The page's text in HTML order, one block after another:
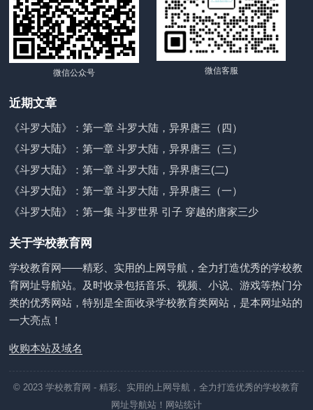
微信公众号 微信客服
近期文章
《斗罗大陆》：第一章 斗罗大陆，异界唐三（四）
《斗罗大陆》：第一章 斗罗大陆，异界唐三（三）
《斗罗大陆》：第一章 斗罗大陆，异界唐三(二)
《斗罗大陆》：第一章 斗罗大陆，异界唐三（一）
《斗罗大陆》：第一集 斗罗世界 引子 穿越的唐家三少
关于学校教育网
学校教育网——精彩、实用的上网导航，全力打造优秀的学校教
育网址导航站。及时收录包括音乐、视频、小说、游戏等热门分
类的优秀网站，特别是全面收录学校教育类网站，是本网址站的
一大亮点！
收购本站及域名
© 2023学校教育网 - 精彩、实用的上网导航，全力打造优秀的学校教育
网址导航站！ 网站统计